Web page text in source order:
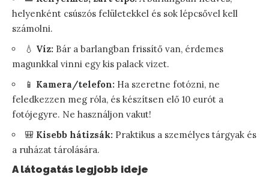
helyenként csúszós felületekkel és sok lépcsővel kell
számolni.
💧 Víz: Bár a barlangban frissítő van, érdemes
magunkkal vinni egy kis palack vizet.
📱 Kamera/telefon: Ha szeretne fotózni, ne
feledkezzen meg róla, és készítsen elő 10 eurót a
fotójegyre. Ne használjon vakut!
🎒 Kisebb hátizsák: Praktikus a személyes tárgyak és
a ruházat tárolására.
A látogatás legjobb ideje